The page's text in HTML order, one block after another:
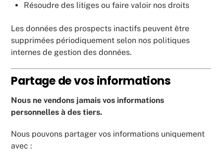
Résoudre des litiges ou faire valoir nos droits
Les données des prospects inactifs peuvent être
supprimées périodiquement selon nos politiques
internes de gestion des données.
Partage de vos informations
Nous ne vendons jamais vos informations
personnelles à des tiers.
Nous pouvons partager vos informations uniquement
avec :